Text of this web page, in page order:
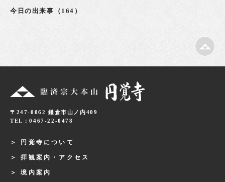
今日の出来事（164）
〒247-0062 鎌倉市山ノ内409
TEL：0467-22-0478
円覚寺について
拝観案内・アクセス
境内案内